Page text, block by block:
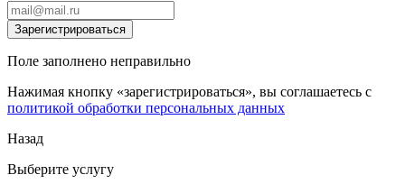
Зарегистрироваться
Поле заполнено неправильно
Нажимая кнопку «зарегистрироваться», вы соглашаетесь с
политикой обработки персональных данных
Назад
Выберите услугу